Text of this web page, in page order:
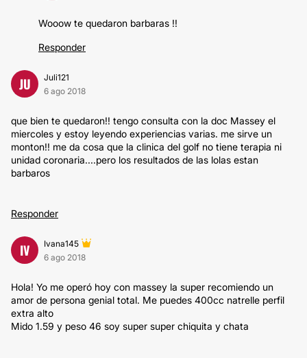
Wooow te quedaron barbaras !!
Responder
JU
Juli121
6 ago 2018
que bien te quedaron!! tengo consulta con la doc Massey el
miercoles y estoy leyendo experiencias varias. me sirve un
monton!! me da cosa que la clinica del golf no tiene terapia ni
unidad coronaria....pero los resultados de las lolas estan
barbaros
Responder
IV
Ivana145
6 ago 2018
Hola! Yo me operó hoy con massey la super recomiendo un
amor de persona genial total. Me puedes 400cc natrelle perfil
extra alto
Mido 1.59 y peso 46 soy super super chiquita y chata